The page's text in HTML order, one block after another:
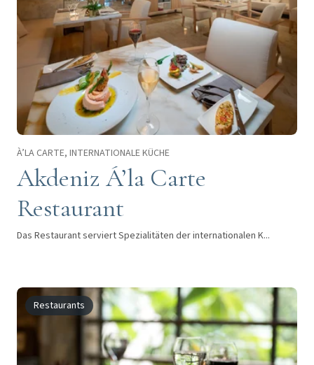
À’LA CARTE, INTERNATIONALE KÜCHE
Akdeniz Á’la Carte
Restaurant
Das Restaurant serviert Spezialitäten der internationalen K...
Restaurants